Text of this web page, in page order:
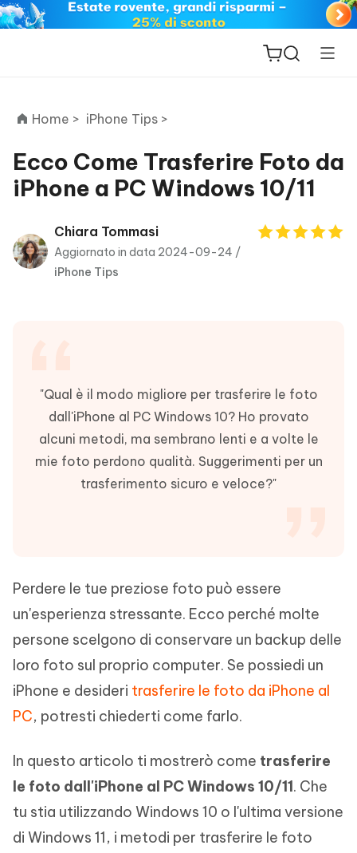
ReiBoot
PDNob
PDF
Home > iPhone Tips >
Ecco Come Trasferire Foto da
iPhone a PC Windows 10/11
Chiara Tommasi
Aggiornato in data 2024-09-24 /
iPhone Tips
"Qual è il modo migliore per trasferire le foto
dall'iPhone al PC Windows 10? Ho provato
alcuni metodi, ma sembrano lenti e a volte le
mie foto perdono qualità. Suggerimenti per un
trasferimento sicuro e veloce?"
Perdere le tue preziose foto può essere
un'esperienza stressante. Ecco perché molte
persone scelgono di conservare un backup delle
loro foto sul proprio computer. Se possiedi un
iPhone e desideri trasferire le foto da iPhone al
PC, potresti chiederti come farlo.
In questo articolo ti mostrerò come trasferire
le foto dall'iPhone al PC Windows 10/11. Che
tu stia utilizzando Windows 10 o l'ultima versione
di Windows 11, i metodi per trasferire le foto